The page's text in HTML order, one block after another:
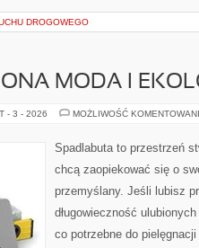
DROGOWEGO
MODA I
- 3 - 2026 MOŻLIWOŚĆ
Spadlabuta to przestrzeń
chcą zaopiekować się o
przemyślany. Jeśli lubisz
długowieczność
co potrzebne do